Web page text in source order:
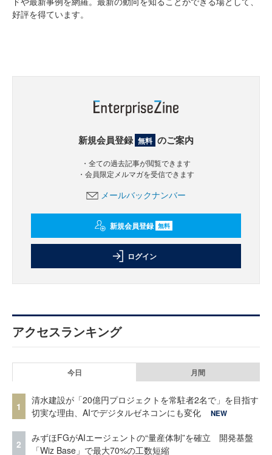
好評を得ています。
新規会員登録 無料 のご案内
・全ての過去記事が閲覧できます
・会員限定メルマガを受信できます
メールバックナンバー
新規会員登録 無料
ログイン
アクセスランキング
今日 月間
1
清水建設が「20億円プロジェクトを常駐者2名で」を目指す
切実な理由、AIでデジタルゼネコンにも変化
NEW
2
みずほFGがAIエージェントの“量産体制”を確立 開発基盤
「Wiz Base」で最大70%の工数短縮